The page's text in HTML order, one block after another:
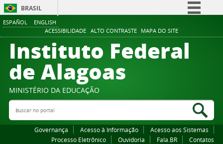
ESPAÑOL ENGLISH
ACESSIBILIDADE ALTO CONTRASTE MAPA DO SITE
BRASIL
Comunica BR
Participe
Canais
Instituto Federal
de Alagoas
MINISTÉRIO DA EDUCAÇÃO
Buscar no portal
Governança Acesso à Informação
Acesso aos Sistemas
Processo Eletrônico
Ouvidoria Fala.BR Contatos